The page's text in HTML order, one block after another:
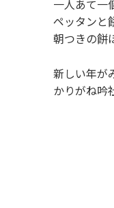
一人あて一
ペッタンと
朝つきの餅
新しい年が
かりがね吟